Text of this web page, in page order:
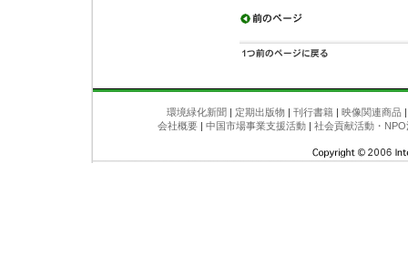
環境緑化新聞 | 定期出版物| 刊行書籍| 映像関連商品
会社概要 | 中国市場事業支援活動 | 社会貢献活動・NPO